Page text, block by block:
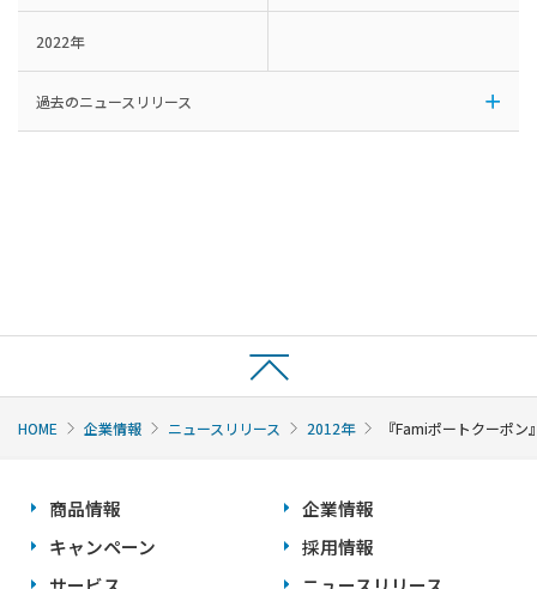
2022年
過去のニュースリリース
HOME 企業情報 ニュースリリース 2012年 『Famiポートクーポ
商品情報
キャンペーン
企業情報
採用情報